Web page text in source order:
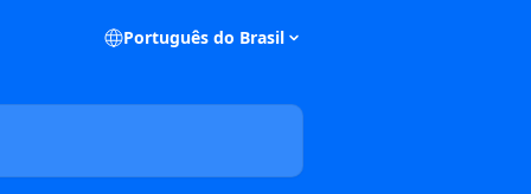
Português do Brasil